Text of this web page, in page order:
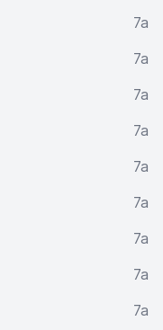
7a
7a
7a
7a
7a
7a
7a
7a
7a